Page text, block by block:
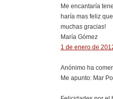
Me encantaría
haría mas feliz
muchas gracias!
María Gómez
1 de enero de
Anónimo ha
Me apunto: Mar